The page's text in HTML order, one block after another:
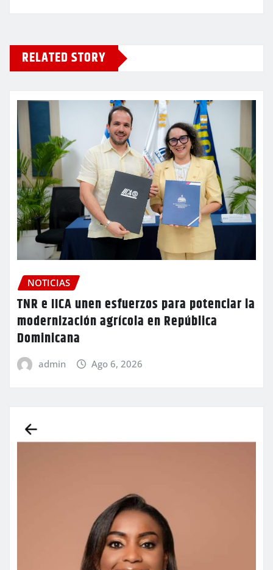
RELATED STORY
NOTICIAS
TNR e IICA unen esfuerzos para potenciar la
modernización agrícola en República
Dominicana
admin Ago 6, 2026